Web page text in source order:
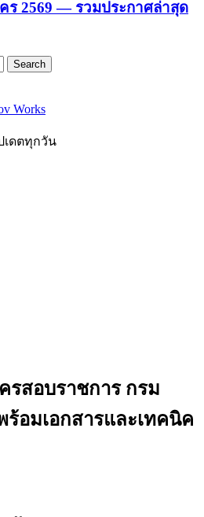
ร 2569 — รวมประกาศล่าสุด
Works
เดตทุกวัน
สอบราชการ กรม
อมเอกสารและเทคนิค